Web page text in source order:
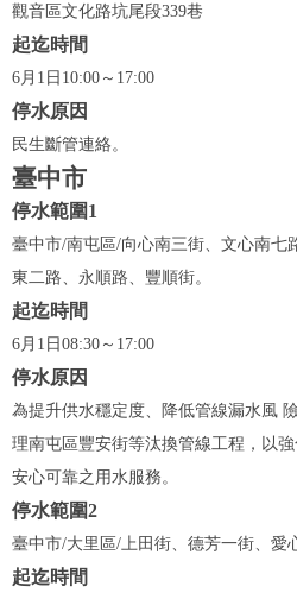
觀音區文化路坑尾段339巷
起迄時間
6月1日10:00～17:00
停水原因
民生斷管連絡。
臺中市
停水範圍1
臺中市/南屯區/向心南三街、文心南七
東二路、永順路、豐順街。
起迄時間
6月1日08:30～17:00
停水原因
為提升供水穩定度、降低管線漏水風
理南屯區豐安街等汰換管線工程，以
安心可靠之用水服務。
停水範圍2
臺中市/大里區/上田街、德芳一街、愛
起迄時間